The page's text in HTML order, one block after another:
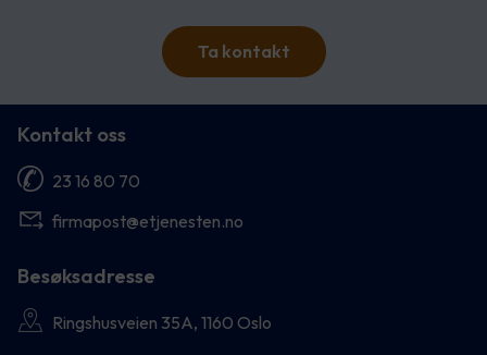
Ta kontakt
Kontakt oss
23 16 80 70
firmapost@etjenesten.no
Besøksadresse
Ringshusveien 35A, 1160 Oslo